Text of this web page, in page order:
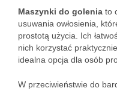
Maszynki do golenia to
usuwania owłosienia,
prostotą użycia. Ich
nich korzystać
idealna opcja dla osób
W przeciwieństwie do